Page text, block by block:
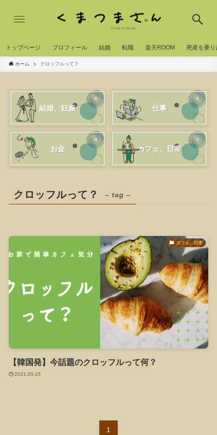
トッブページ プロフィール 結婚 転職 楽天ROOM 死産を乗り
ホーム クロッフルって？
結婚、妊娠 仕事
お金 カフェ、日常
クロッフルって？ – tag –
カフェ、日常
【韓国発】今話題のクロッフルって何？
2021.05.15
1